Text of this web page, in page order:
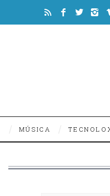
MÚSICA